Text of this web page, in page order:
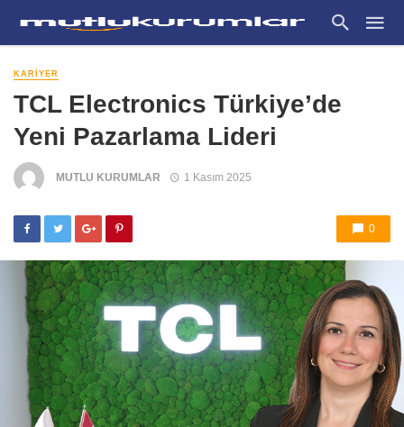
KARIYER
TCL Electronics Türkiye’de
Yeni Pazarlama Lideri
MUTLU KURUMLAR 1 Kasım 2025
0